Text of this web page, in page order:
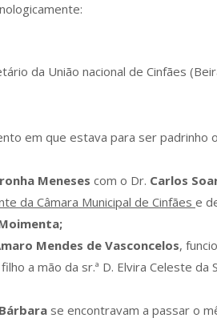
da União nacional de Cinfães
em que estava para ser padrinho
Meneses com o Dr. Carlos
da Câmara Municipal de Cinfães e
Mendes de Vasconcelos,
a mão da sr.ª D. Elvira Celeste da
se encontravam a passar o